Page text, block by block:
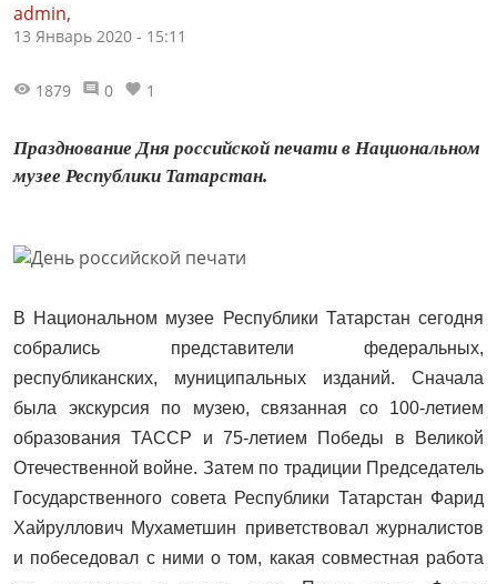
admin,
13 Январь 2020 - 15:11
1879 0 1
Празднование Дня российской печати в Национальном
музее Республики Татарстан.
В Национальном музее Республики Татарстан сегодня
собрались представители федеральных,
республиканских, муниципальных изданий. Сначала
была экскурсия по музею, связанная со 100-летием
образования ТАССР и 75-летием Победы в Великой
Отечественной войне. Затем по традиции Председатель
Государственного совета Республики Татарстан Фарид
Хайруллович Мухаметшин приветствовал журналистов
и побеседовал с ними о том, какая совместная работа